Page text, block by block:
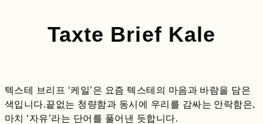
Taxte Brief Kale
텍스테 브리프 ‘케일’은 요즘 텍스테의 마음과 바람을 담은
색입니다.끝없는 청량함과 동시에 우리를 감싸는 안락함은,
마치 ‘자유’라는 단어를 풀어낸 듯합니다.